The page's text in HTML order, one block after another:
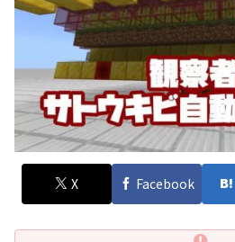
X Facebook